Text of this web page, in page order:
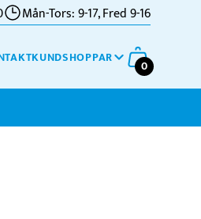
Mån-Tors: 9-17, Fred 9-16
KUNDSHOPPAR 0